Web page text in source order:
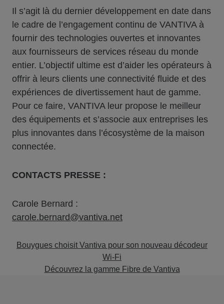
Il s’agit là du dernier développement en date dans
le cadre de l’engagement continu de VANTIVA à
fournir des technologies ouvertes et innovantes
aux fournisseurs de services réseau du monde
entier. L’objectif ultime est d’aider les opérateurs à
offrir à leurs clients une connectivité fluide et des
expériences de divertissement haut de gamme.
Pour ce faire, VANTIVA leur propose le meilleur
des équipements et s’associe aux entreprises les
plus innovantes dans l’écosystème de la maison
connectée.
CONTACTS PRESSE :
Carole Bernard :
carole.bernard@vantiva.net
Bouygues choisit Vantiva pour son nouveau décodeur
Wi-Fi
Découvrez la gamme Fibre de Vantiva